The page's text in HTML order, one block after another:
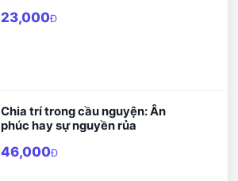
23,000Đ
Chia trí trong cầu nguyện: Ân
phúc hay sự nguyền rủa
46,000Đ